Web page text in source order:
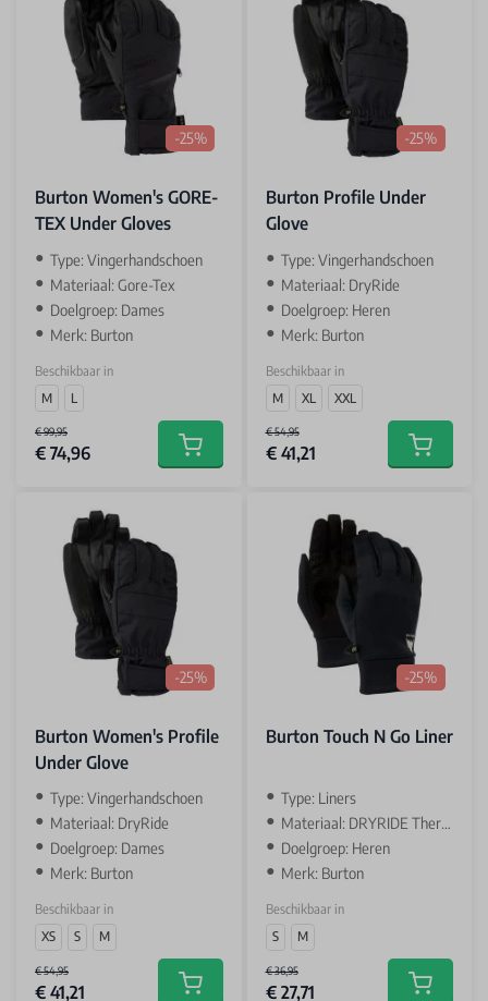
-25%
Burton Women's GORE-
TEX Under Gloves
Type: Vingerhandschoen
Materiaal: Gore-Tex
Doelgroep: Dames
Merk: Burton
Beschikbaar in
M
L
€ 99,95
€ 74,96 Add to cart
-25%
Burton Profile Under
Glove
Type: Vingerhandschoen
Materiaal: DryRide
Doelgroep: Heren
Merk: Burton
Beschikbaar in
M
XL XXL
€ 54,95
€ 41,21 Add to
-25%
Burton Women's Profile
Under Glove
Type: Vingerhandschoen
Materiaal: DryRide
Doelgroep: Dames
Merk: Burton
Beschikbaar in
XS
S M
€ 54,95
€ 41,21 Add to cart
-25%
Burton Touch N Go Liner
Type: Liners
Materiaal: DRYRIDE Thermex Fleece
Doelgroep: Heren
Merk: Burton
Beschikbaar in
S
M
€ 36,95
€ 27,71 Add to